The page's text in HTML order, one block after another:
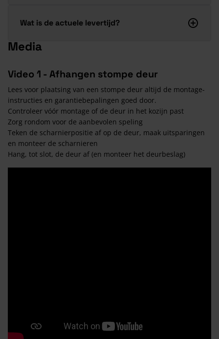
Wat is de actuele levertijd?
Media
Video 1 - Afhangen stompe deur
Lees voor plaatsing van een stompe deur altijd de montage-
instructies en garantiebepalingen goed door.
Controleer vóór montage of de deur in het kozijn past
Zorg rondom voor de aanbevolen speling
Teken de scharnierpositie af op de deur, maak uitsparingen
en monteer de scharnieren
Hang, tot slot, de deur af (en monteer het deurbeslag)